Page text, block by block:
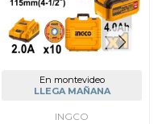
En montevideo
LLEGA MAÑANA
INGCO